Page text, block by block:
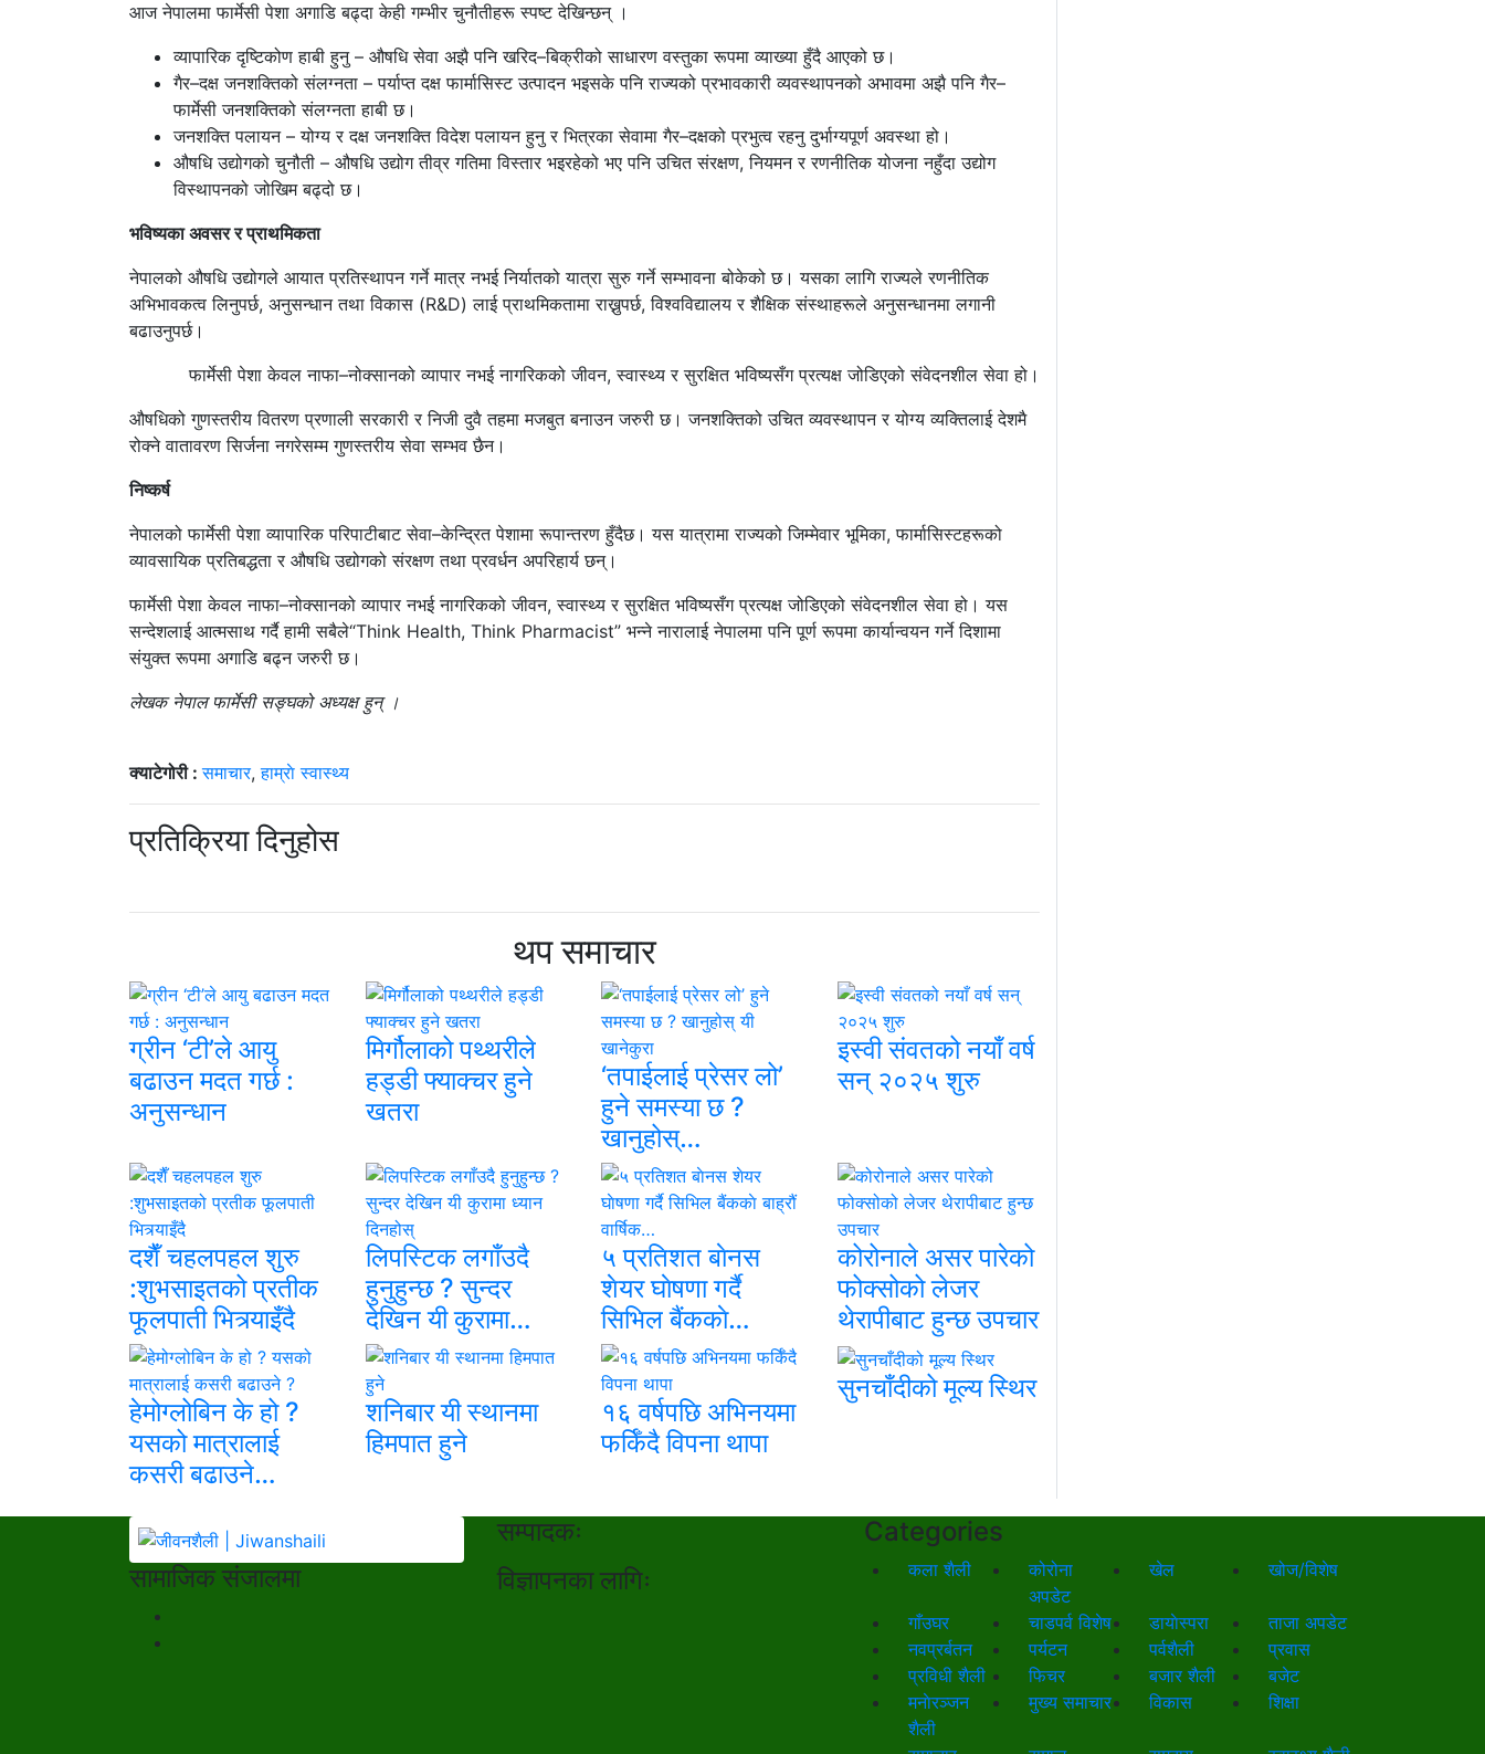
आज नेपालमा फार्मेसी पेशा अगाडि बढ्दा केही गम्भीर चुनौतीहरू स्पष्ट देखिन्छन् ।
व्यापारिक दृष्टिकोण हाबी हुनु – औषधि सेवा अझै पनि खरिद–बिक्रीको साधारण वस्तुका रूपमा व्याख्या हुँदै आएको छ।
गैर–दक्ष जनशक्तिको संलग्नता – पर्याप्त दक्ष फार्मासिस्ट उत्पादन भइसके पनि राज्यको प्रभावकारी व्यवस्थापनको अभावमा अझै पनि गैर–
फार्मेसी जनशक्तिको संलग्नता हाबी छ।
जनशक्ति पलायन – योग्य र दक्ष जनशक्ति विदेश पलायन हुनु र भित्रका सेवामा गैर–दक्षको प्रभुत्व रहनु दुर्भाग्यपूर्ण अवस्था हो।
औषधि उद्योगको चुनौती – औषधि उद्योग तीव्र गतिमा विस्तार भइरहेको भए पनि उचित संरक्षण, नियमन र रणनीतिक योजना नहुँदा उद्योग
विस्थापनको जोखिम बढ्दो छ।
भविष्यका अवसर र प्राथमिकता
नेपालको औषधि उद्योगले आयात प्रतिस्थापन गर्ने मात्र नभई निर्यातको यात्रा सुरु गर्ने सम्भावना बोकेको छ। यसका लागि राज्यले रणनीतिक
अभिभावकत्व लिनुपर्छ, अनुसन्धान तथा विकास (R&D) लाई प्राथमिकतामा राख्नुपर्छ, विश्वविद्यालय र शैक्षिक संस्थाहरूले अनुसन्धानमा लगानी
बढाउनुपर्छ।
फार्मेसी पेशा केवल नाफा–नोक्सानको व्यापार नभई नागरिकको जीवन, स्वास्थ्य र सुरक्षित भविष्यसँग प्रत्यक्ष जोडिएको संवेदनशील सेवा हो।
औषधिको गुणस्तरीय वितरण प्रणाली सरकारी र निजी दुवै तहमा मजबुत बनाउन जरुरी छ। जनशक्तिको उचित व्यवस्थापन र योग्य व्यक्तिलाई देशमै
रोक्ने वातावरण सिर्जना नगरेसम्म गुणस्तरीय सेवा सम्भव छैन।
निष्कर्ष
नेपालको फार्मेसी पेशा व्यापारिक परिपाटीबाट सेवा–केन्द्रित पेशामा रूपान्तरण हुँदैछ। यस यात्रामा राज्यको जिम्मेवार भूमिका, फार्मासिस्टहरूको
व्यावसायिक प्रतिबद्धता र औषधि उद्योगको संरक्षण तथा प्रवर्धन अपरिहार्य छन्।
फार्मेसी पेशा केवल नाफा–नोक्सानको व्यापार नभई नागरिकको जीवन, स्वास्थ्य र सुरक्षित भविष्यसँग प्रत्यक्ष जोडिएको संवेदनशील सेवा हो। यस
सन्देशलाई आत्मसाथ गर्दै हामी सबैले“Think Health, Think Pharmacist” भन्ने नारालाई नेपालमा पनि पूर्ण रूपमा कार्यान्वयन गर्ने दिशामा
संयुक्त रूपमा अगाडि बढ्न जरुरी छ।
लेखक नेपाल फार्मेसी सङ्घको अध्यक्ष हुन् ।
क्याटेगोरी :समाचार,हाम्राे स्वास्थ्य
प्रतिक्रिया दिनुहोस
थप समाचार
ग्रीन ‘टी’ले आयु
बढाउन मदत गर्छ :
अनुसन्धान
मिर्गौलाको पथ्थरीले
हड्डी फ्याक्चर हुने
खतरा
‘तपाईलाई प्रेसर लो’
हुने समस्या छ ?
खानुहोस्…
इस्वी संवतको नयाँ वर्ष
सन् २०२५ शुरु
दशैँ चहलपहल शुरु
:शुभसाइतको प्रतीक
फूलपाती भित्र्याइँदै
लिपस्टिक लगाँउदै
हुनुहुन्छ ? सुन्दर
देखिन यी कुरामा…
५ प्रतिशत बाेनस
शेयर घाेषणा गर्दै
सिभिल बैंककाे…
कोरोनाले असर पारेको
फोक्सोको लेजर
थेरापीबाट हुन्छ उपचार
हेमोग्लोबिन के हो ?
यसको मात्रालाई
कसरी बढाउने…
शनिबार यी स्थानमा
हिमपात हुने
१६ वर्षपछि अभिनयमा
फर्किँदै विपना थापा
सुनचाँदीको मूल्य स्थिर
सामाजिक संजालमा
सम्पादकः
विज्ञापनका लागिः
Categories
कला शैली
कोरोना
अपडेट
खेल खोज/विशेष
गाँउघर चाडपर्व विशेष डायाेस्परा
ताजा अपडेट
नवप्रर्बतन
पर्यटन पर्वशैली
प्रवास
प्रविधी शैली
फिचर बजार शैली
बजेट
मनाेरञ्जन
शैली
मुख्य समाचार विकास शिक्षा